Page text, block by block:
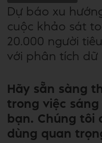
Dự báo xu
cuộc khảo sát
20.000 người
với phân tích dữ
Hãy sẵn sàng
trong việc
bạn. Chúng tôi
dùng quan